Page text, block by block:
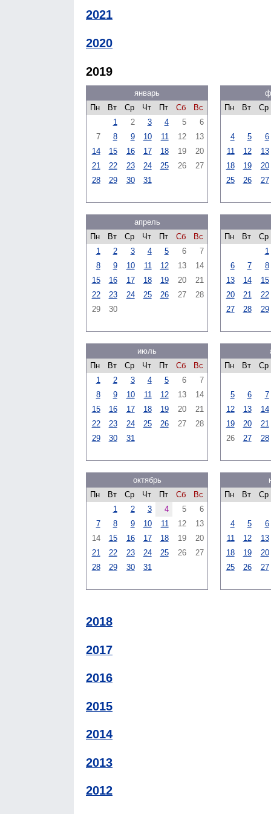
2021
2020
2019
январь
Пн
Вт Ср Чт Пт Сб
Вс
1
2 3 4 5
6
7
8 9 10 11 12
13
14
15 16 17 18 19
20
21
22 23 24 25 26
27
28
29 30 31
Пн
Вт Ср
4 5
6
11
12
13
18
19
20
25
26 27
апрель
Пн
Вт Ср Чт Пт Сб
Вс
1
2 3 4 5 6
7
8
9 10 11 12 13
14
15
16 17 18 19 20
21
22
23 24 25 26 27
28
29
30
Пн Вт
Ср
1
6
7
8
13
14
15
20
21
22
27
28 29
июль
Пн
Вт Ср Чт Пт Сб
Вс
1
2 3 4 5 6
7
8
9 10 11 12 13
14
15
16 17 18 19 20
21
22
23 24 25 26 27
28
29
30 31
Пн
Вт Ср
5 6
7
12
13
14
19
20
21
26
27 28
октябрь
Пн
Вт Ср Чт Пт Сб
Вс
1
2 3 4 5
6
7
8 9 10 11 12
13
14
15 16 17 18 19
20
21
22 23 24 25 26
27
28
29 30 31
Пн
Вт Ср
4 5
6
11
12
13
18
19
20
25
26 27
2018
2017
2016
2015
2014
2013
2012